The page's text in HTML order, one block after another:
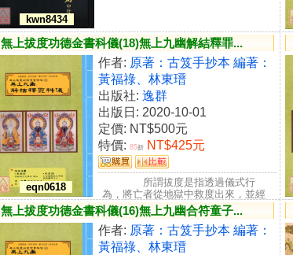
kwn8434
無上拔度功德金書科儀(18)無上九幽解結釋罪...
eqn0618
作者: 原著：古笈手抄本 編著：
黃福祿、林東瑨
出版社: 逸群
出版日: 2020-10-01
定價: NT$500元
特價: 85折 NT$425元
所謂拔度是指透過儀式行
為，將亡者從地獄中救度出來，並經
由一定程序，讓亡者昇入彼界的儀
禮...
無上拔度功德金書科儀(16)無上九幽合符童子...
作者: 原著：古笈手抄本 編著：
黃福祿、林東瑨